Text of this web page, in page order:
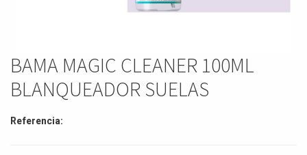
BAMA MAGIC CLEANER 100ML
BLANQUEADOR SUELAS
Referencia: